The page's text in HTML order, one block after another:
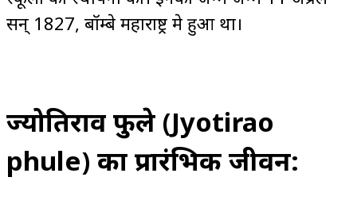
सन् 1827, बॉम्बे महाराष्ट्र मे हुआ था।
ज्योतिराव फुले (Jyotirao
phule) का प्रारंभिक जीवन: